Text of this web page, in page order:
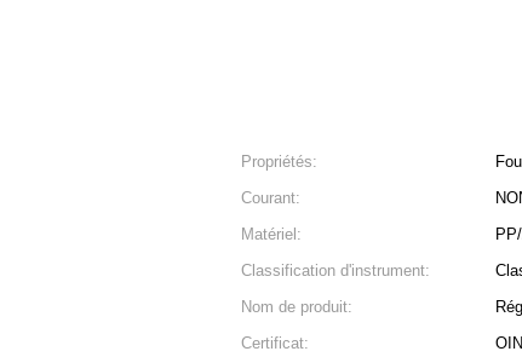
Propriétés:
Courant:
Matériel:
Classification d'instrument:
Nom de produit:
Certificat: